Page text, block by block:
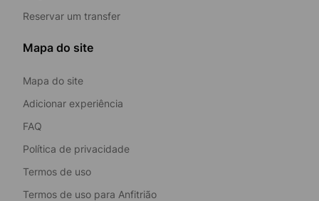
Reservar um transfer
Mapa do site
Mapa do site
Adicionar experiência
FAQ
Política de privacidade
Termos de uso
Termos de uso para Anfitrião